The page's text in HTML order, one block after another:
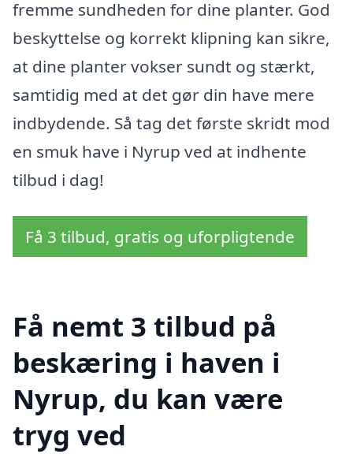
fremme sundheden for dine planter. God
beskyttelse og korrekt klipning kan sikre,
at dine planter vokser sundt og stærkt,
samtidig med at det gør din have mere
indbydende. Så tag det første skridt mod
en smuk have i Nyrup ved at indhente
tilbud i dag!
Få 3 tilbud, gratis og uforpligtende
Få nemt 3 tilbud på
beskæring i haven i
Nyrup, du kan være
tryg ved